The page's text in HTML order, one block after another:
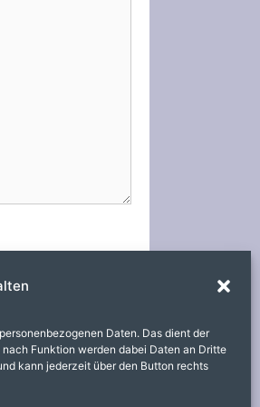
Daten. Das dient der
Funktion werden dabei Daten an Dritte
kann jederzeit über den Button rechts